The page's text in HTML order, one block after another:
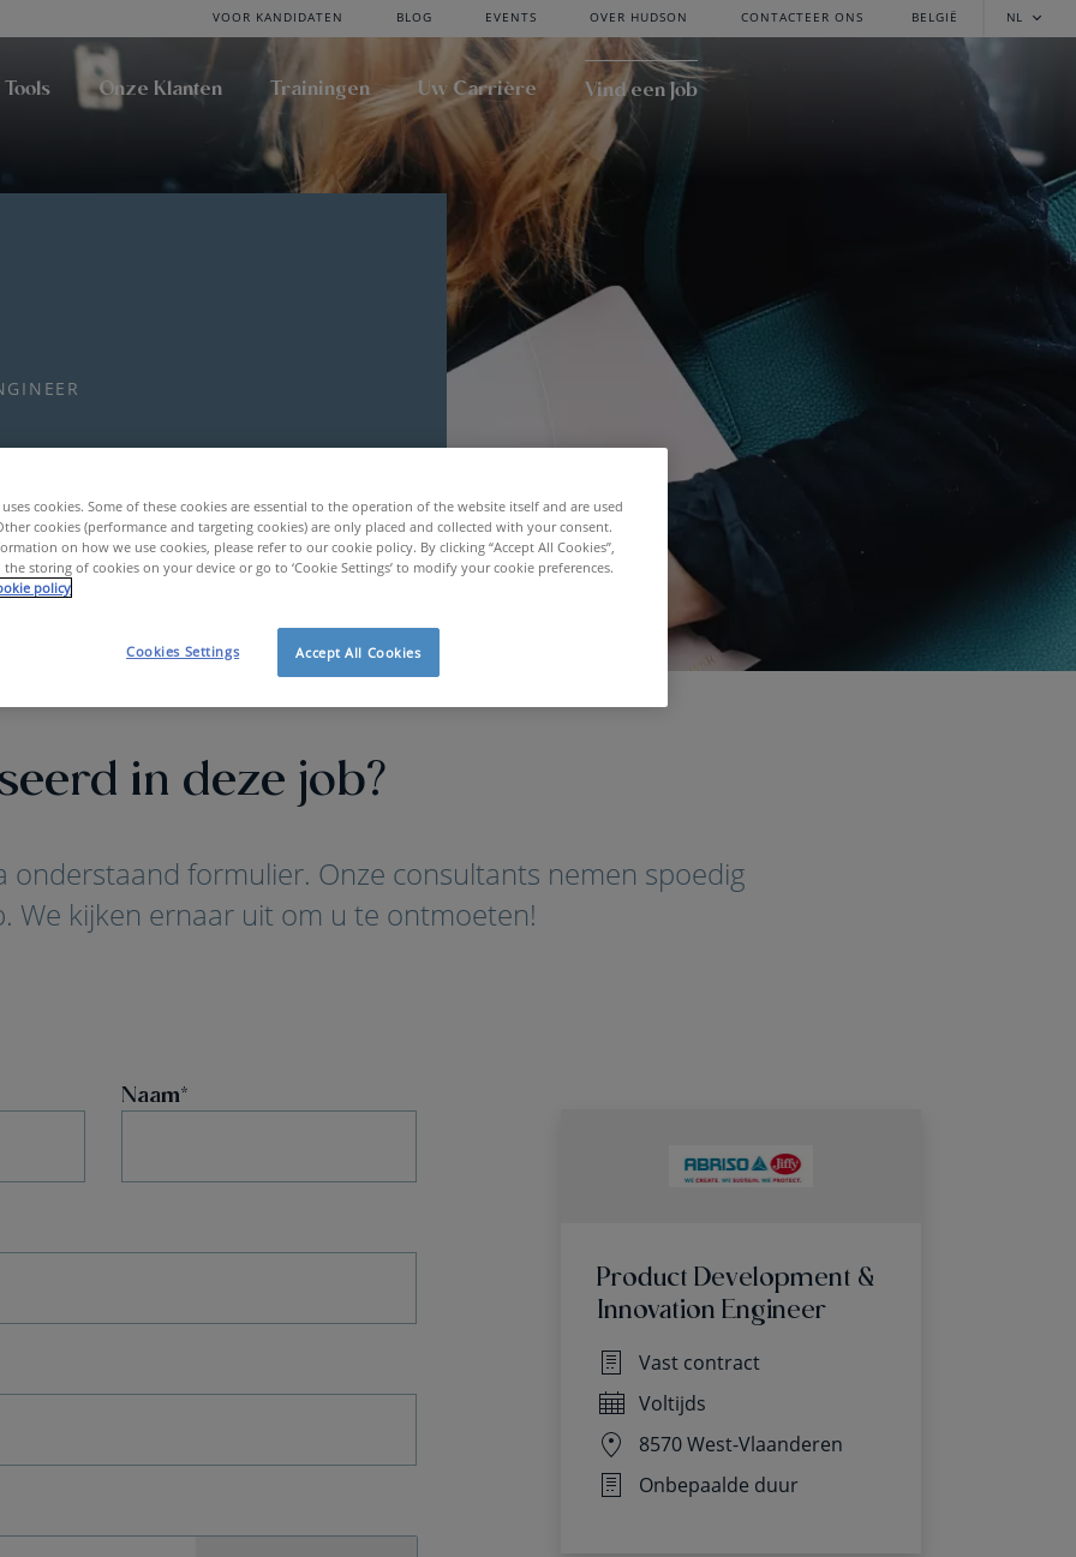
VOOR KANDIDATEN BLOG EVENTS OVER HUDSON CONTACTEER ONS BELGIË NL
Onze Klanten Trainingen Uw Carrière Vind een Job
in deze job?
onderstaand formulier. Onze consultants nemen spoedig
We kijken ernaar uit om u te ontmoeten!
Naam
Product Development &
Innovation Engineer
Vast contract
Voltijds
8570 West-Vlaanderen
Onbepaalde duur
cookies. Some of these cookies are essential to the operation of the website itself and are used
cookies (performance and targeting cookies) are only placed and collected with your consent.
on how we use cookies, please refer to our cookie policy. By clicking “Accept All Cookies”,
storing of cookies on your device or go to ‘Cookie Settings’ to modify your cookie preferences.
policy
Accept All Cookies
Cookies Settings